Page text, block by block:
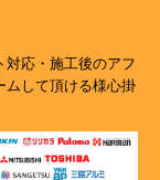
対応・施工後のアフ
ムして頂ける様心掛